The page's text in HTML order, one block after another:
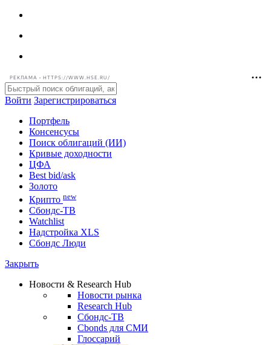
РЕКЛАМА • HTTPS://WWW.HSE.RU/
Войти Зарегистрироваться
Портфель
Консенсусы
Поиск облигаций (ИИ)
Кривые доходности
ЦФА
Best bid/ask
Золото
Крипто new
Сбондс-ТВ
Watchlist
Надстройка XLS
Сбондс Люди
Закрыть
Новости & Research Hub
Новости рынка
Research Hub
Сбондс-ТВ
Cbonds для СМИ
Глоссарий